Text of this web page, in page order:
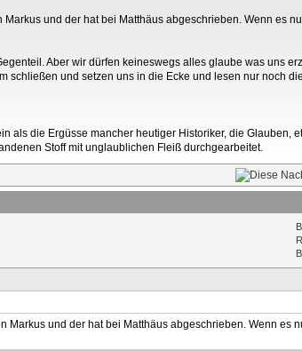
und der hat bei Matthäus abgeschrieben. Wenn es
Aber wir dürfen keineswegs alles glaube was uns
und setzen uns in die Ecke und lesen nur noch
als die Ergüsse mancher heutiger Historiker, die Glauben,
Stoff mit unglaublichen Fleiß durchgearbeitet.
und der hat bei Matthäus abgeschrieben. Wenn es